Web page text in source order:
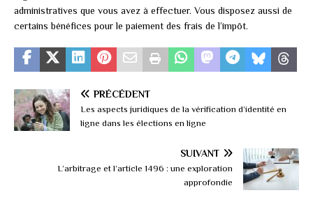
administratives que vous avez à effectuer. Vous disposez aussi de
certains bénéfices pour le paiement des frais de l’impôt.
PRÉCÉDENT
Les aspects juridiques de la vérification d’identité en
ligne dans les élections en ligne
SUIVANT
L’arbitrage et l’article 1496 : une exploration
approfondie